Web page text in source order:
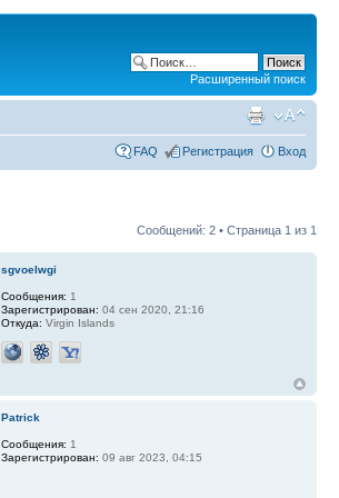
Расширенный поиск
FAQ Регистрация Вход
Сообщений: 2 • Страница 1 из 1
sgvoelwgi
Сообщения: 1
Зарегистрирован: 04 сен 2020, 21:16
Откуда: Virgin Islands
Patrick
Сообщения: 1
Зарегистрирован: 09 авг 2023, 04:15